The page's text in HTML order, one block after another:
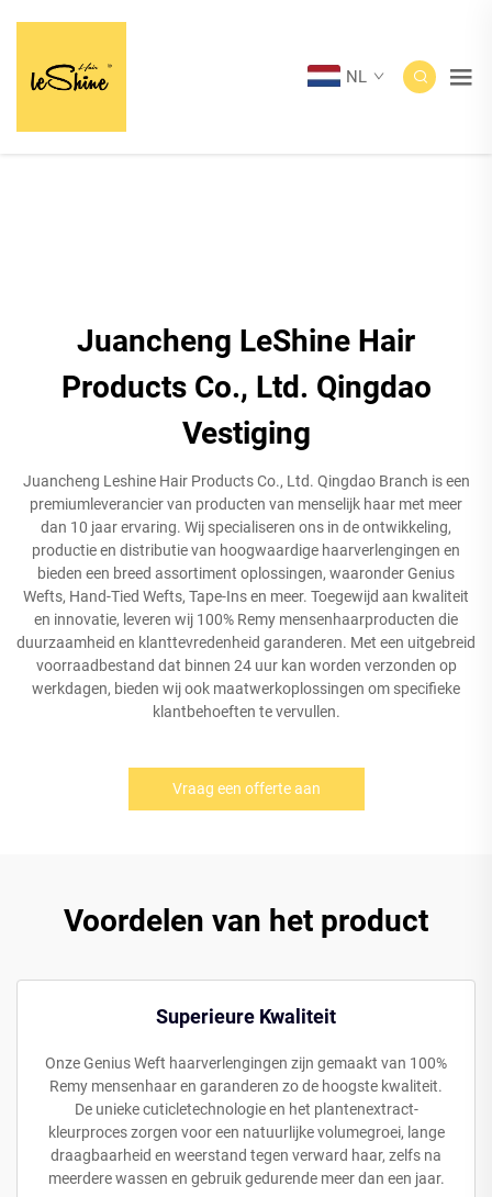
NL
Juancheng LeShine Hair
Products Co., Ltd. Qingdao
Vestiging
Juancheng Leshine Hair Products Co., Ltd. Qingdao Branch is een
premiumleverancier van producten van menselijk haar met meer
dan 10 jaar ervaring. Wij specialiseren ons in de ontwikkeling,
productie en distributie van hoogwaardige haarverlengingen en
bieden een breed assortiment oplossingen, waaronder Genius
Wefts, Hand-Tied Wefts, Tape-Ins en meer. Toegewijd aan kwaliteit
en innovatie, leveren wij 100% Remy mensenhaarproducten die
duurzaamheid en klanttevredenheid garanderen. Met een uitgebreid
voorraadbestand dat binnen 24 uur kan worden verzonden op
werkdagen, bieden wij ook maatwerkoplossingen om specifieke
klantbehoeften te vervullen.
Vraag een offerte aan
Voordelen van het product
Superieure Kwaliteit
Onze Genius Weft haarverlengingen zijn gemaakt van 100%
Remy mensenhaar en garanderen zo de hoogste kwaliteit.
De unieke cuticletechnologie en het plantenextract-
kleurproces zorgen voor een natuurlijke volumegroei, lange
draagbaarheid en weerstand tegen verward haar, zelfs na
meerdere wassen en gebruik gedurende meer dan een jaar.